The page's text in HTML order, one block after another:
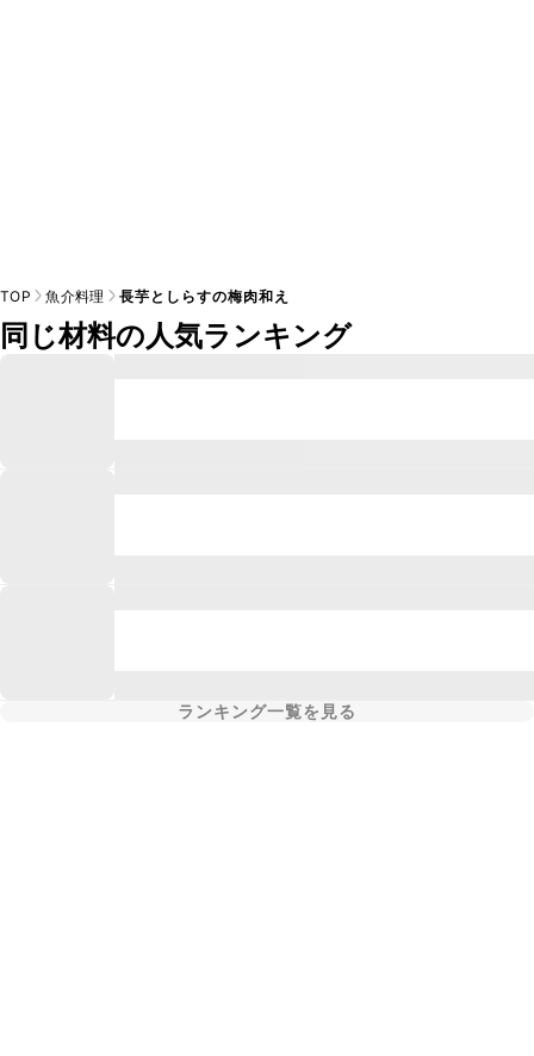
TOP 魚介料理 長芋としらすの梅肉和え
同じ材料の人気ランキング
ランキング一覧を見る